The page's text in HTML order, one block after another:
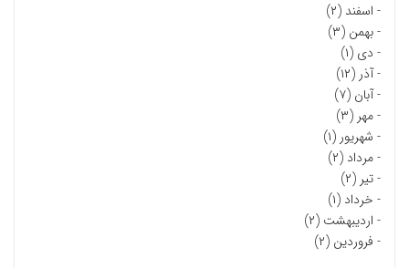
- اسفند (۲)
-بهمن (۳)
- دی (۱)
-آذر (۱۲)
-آبان (۷)
-مهر (۳)
- شهریور (۱)
-مرداد (۲)
-تیر (۲)
- خرداد (۱)
- اردیبهشت (۲)
- فروردین (۲)